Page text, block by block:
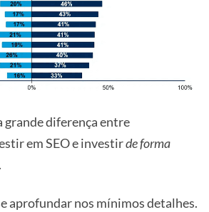
grande diferença entre
em SEO e investirde forma
aprofundar nos mínimos detalhes.